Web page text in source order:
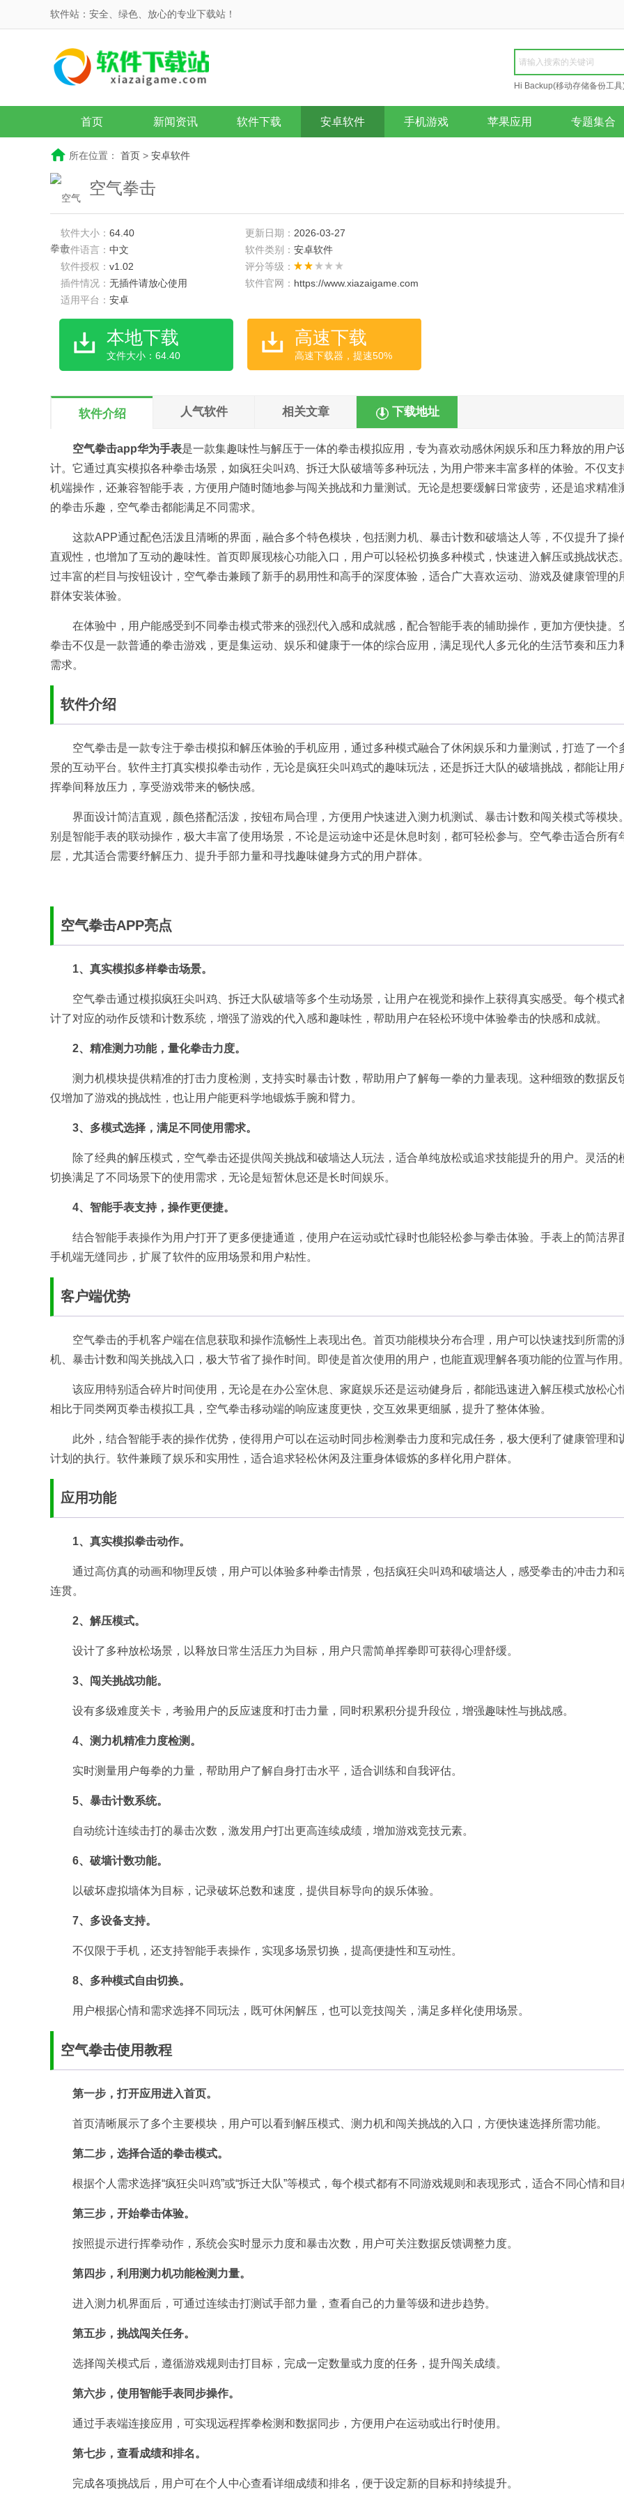
软件站：安全、绿色、放心的专业下载站！
Hi Backup(移动存储备份工具
Repair
首页 新闻资讯 软件下载 安卓软件 手机游戏 苹果应用 专题集合
所在位置： 首页 > 安卓软件
空气拳击
软件大小： 64.40 更新日期： 2026-03-27
软件语言： 中文 软件类别： 安卓软件
软件授权： v1.02
评分等级：
插件情况： 无插件请放心使用 软件官网： https://www.xiazaigame.com
适用平台： 安卓
本地下载
文件大小：64.40
高速下载
高速下载器，提速50%
软件介绍 人气软件 相关文章 下载地址
空气拳击app华为手表是一款集趣味性与解压于一体的拳击模拟应用，专为喜欢动感休闲娱乐和压力释放的用户
计。它通过真实模拟各种拳击场景，如疯狂尖叫鸡、拆迁大队破墙等多种玩法，为用户带来丰富多样的体验。不仅支
机端操作，还兼容智能手表，方便用户随时随地参与闯关挑战和力量测试。无论是想要缓解日常疲劳，还是追求精准
的拳击乐趣，空气拳击都能满足不同需求。
这款APP通过配色活泼且清晰的界面，融合多个特色模块，包括测力机、暴击计数和破墙达人等，不仅提升了操
直观性，也增加了互动的趣味性。首页即展现核心功能入口，用户可以轻松切换多种模式，快速进入解压或挑战状态
过丰富的栏目与按钮设计，空气拳击兼顾了新手的易用性和高手的深度体验，适合广大喜欢运动、游戏及健康管理的
群体安装体验。
在体验中，用户能感受到不同拳击模式带来的强烈代入感和成就感，配合智能手表的辅助操作，更加方便快捷。
拳击不仅是一款普通的拳击游戏，更是集运动、娱乐和健康于一体的综合应用，满足现代人多元化的生活节奏和压力
需求。
软件介绍
空气拳击是一款专注于拳击模拟和解压体验的手机应用，通过多种模式融合了休闲娱乐和力量测试，打造了一个
景的互动平台。软件主打真实模拟拳击动作，无论是疯狂尖叫鸡式的趣味玩法，还是拆迁大队的破墙挑战，都能让用
挥拳间释放压力，享受游戏带来的畅快感。
界面设计简洁直观，颜色搭配活泼，按钮布局合理，方便用户快速进入测力机测试、暴击计数和闯关模式等模块
别是智能手表的联动操作，极大丰富了使用场景，不论是运动途中还是休息时刻，都可轻松参与。空气拳击适合所有
层，尤其适合需要纾解压力、提升手部力量和寻找趣味健身方式的用户群体。
空气拳击APP亮点
1、真实模拟多样拳击场景。
空气拳击通过模拟疯狂尖叫鸡、拆迁大队破墙等多个生动场景，让用户在视觉和操作上获得真实感受。每个模式
计了对应的动作反馈和计数系统，增强了游戏的代入感和趣味性，帮助用户在轻松环境中体验拳击的快感和成就。
2、精准测力功能，量化拳击力度。
测力机模块提供精准的打击力度检测，支持实时暴击计数，帮助用户了解每一拳的力量表现。这种细致的数据反
仅增加了游戏的挑战性，也让用户能更科学地锻炼手腕和臂力。
3、多模式选择，满足不同使用需求。
除了经典的解压模式，空气拳击还提供闯关挑战和破墙达人玩法，适合单纯放松或追求技能提升的用户。灵活的
切换满足了不同场景下的使用需求，无论是短暂休息还是长时间娱乐。
4、智能手表支持，操作更便捷。
结合智能手表操作为用户打开了更多便捷通道，使用户在运动或忙碌时也能轻松参与拳击体验。手表上的简洁界
手机端无缝同步，扩展了软件的应用场景和用户粘性。
客户端优势
空气拳击的手机客户端在信息获取和操作流畅性上表现出色。首页功能模块分布合理，用户可以快速找到所需的
机、暴击计数和闯关挑战入口，极大节省了操作时间。即使是首次使用的用户，也能直观理解各项功能的位置与作用
该应用特别适合碎片时间使用，无论是在办公室休息、家庭娱乐还是运动健身后，都能迅速进入解压模式放松心
相比于同类网页拳击模拟工具，空气拳击移动端的响应速度更快，交互效果更细腻，提升了整体体验。
此外，结合智能手表的操作优势，使得用户可以在运动时同步检测拳击力度和完成任务，极大便利了健康管理和
计划的执行。软件兼顾了娱乐和实用性，适合追求轻松休闲及注重身体锻炼的多样化用户群体。
应用功能
1、真实模拟拳击动作。
通过高仿真的动画和物理反馈，用户可以体验多种拳击情景，包括疯狂尖叫鸡和破墙达人，感受拳击的冲击力和
连贯。
2、解压模式。
设计了多种放松场景，以释放日常生活压力为目标，用户只需简单挥拳即可获得心理舒缓。
3、闯关挑战功能。
设有多级难度关卡，考验用户的反应速度和打击力量，同时积累积分提升段位，增强趣味性与挑战感。
4、测力机精准力度检测。
实时测量用户每拳的力量，帮助用户了解自身打击水平，适合训练和自我评估。
5、暴击计数系统。
自动统计连续击打的暴击次数，激发用户打出更高连续成绩，增加游戏竞技元素。
6、破墙计数功能。
以破坏虚拟墙体为目标，记录破坏总数和速度，提供目标导向的娱乐体验。
7、多设备支持。
不仅限于手机，还支持智能手表操作，实现多场景切换，提高便捷性和互动性。
8、多种模式自由切换。
用户根据心情和需求选择不同玩法，既可休闲解压，也可以竞技闯关，满足多样化使用场景。
空气拳击使用教程
第一步，打开应用进入首页。
首页清晰展示了多个主要模块，用户可以看到解压模式、测力机和闯关挑战的入口，方便快速选择所需功能。
第二步，选择合适的拳击模式。
根据个人需求选择“疯狂尖叫鸡”或“拆迁大队”等模式，每个模式都有不同游戏规则和表现形式，适合不同心情和目
第三步，开始拳击体验。
按照提示进行挥拳动作，系统会实时显示力度和暴击次数，用户可关注数据反馈调整力度。
第四步，利用测力机功能检测力量。
进入测力机界面后，可通过连续击打测试手部力量，查看自己的力量等级和进步趋势。
第五步，挑战闯关任务。
选择闯关模式后，遵循游戏规则击打目标，完成一定数量或力度的任务，提升闯关成绩。
第六步，使用智能手表同步操作。
通过手表端连接应用，可实现远程挥拳检测和数据同步，方便用户在运动或出行时使用。
第七步，查看成绩和排名。
完成各项挑战后，用户可在个人中心查看详细成绩和排名，便于设定新的目标和持续提升。